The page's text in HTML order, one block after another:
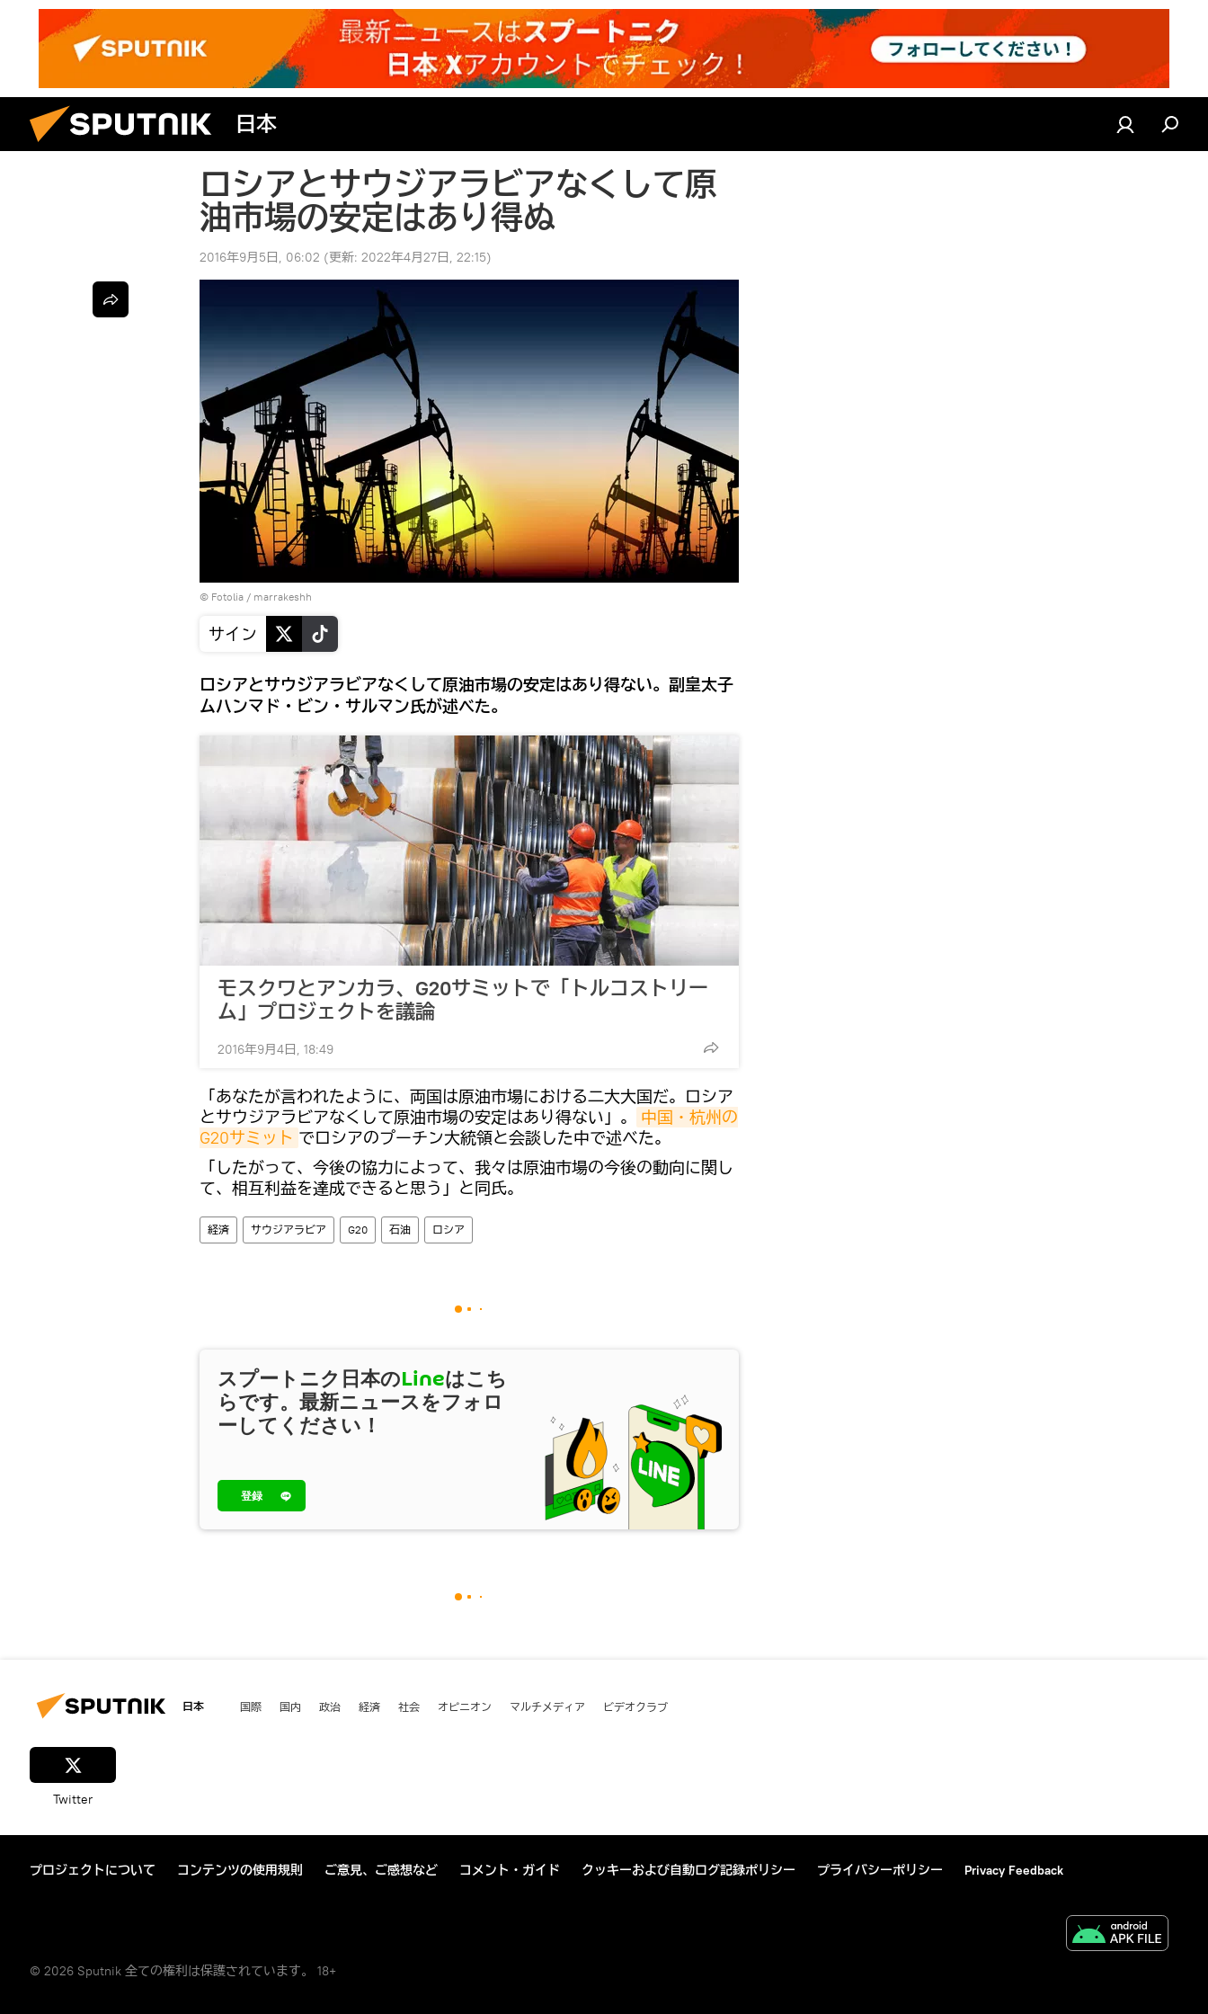
日本
ロシアとサウジアラビアなくして原
油市場の安定はあり得ぬ
2016年9月5日, 06:02 (更新: 2022年4月27日, 22:15)
© Fotolia / marrakeshh
サイン
ロシアとサウジアラビアなくして原油市場の安定はあり得ない。副皇太子
ムハンマド・ビン・サルマン氏が述べた。
モスクワとアンカラ、G20サミットで「トルコストリー
ム」プロジェクトを議論
2016年9月4日, 18:49
「あなたが言われたように、両国は原油市場における二大大国だ。ロシア
とサウジアラビアなくして原油市場の安定はあり得ない」。
中国・杭州の
G20サミット でロシアのプーチン大統領と会談した中で述べた。
「したがって、今後の協力によって、我々は原油市場の今後の動向に関し
て、相互利益を達成できると思う」と同氏。
経済 サウジアラビア G20 石油 ロシア
スプートニク日本のLineはこち
らです。最新ニュースをフォロ
ーしてください！
登録
日本 国際 国内 政治 経済 社会 オピニオン マルチメディア ビデオクラブ
Twitter
プロジェクトについて コンテンツの使用規則 ご意見、ご感想など コメント・ガイド クッキーおよび自動ログ記録ポリシー プライバシーポリシー Privacy Feedback
© 2026 Sputnik 全ての権利は保護されています。 18+